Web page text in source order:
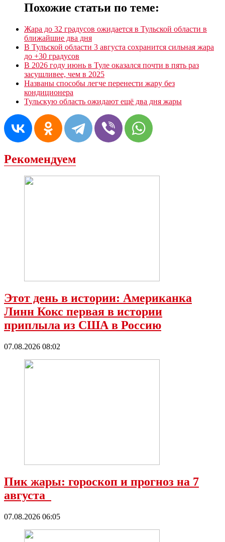
Похожие статьи по теме:
Жара до 32 градусов ожидается в Тульской области в
ближайшие два дня
В Тульской области 3 августа сохранится сильная жара
до +30 градусов
В 2026 году июнь в Туле оказался почти в пять раз
засушливее, чем в 2025
Названы способы легче перенести жару без
кондиционера
Тульскую область ожидают ещё два дня жары
Рекомендуем
Этот день в истории: Американка
Линн Кокс первая в истории
приплыла из США в Россию
07.08.2026 08:02
Пик жары: гороскоп и прогноз на 7
августа
07.08.2026 06:05